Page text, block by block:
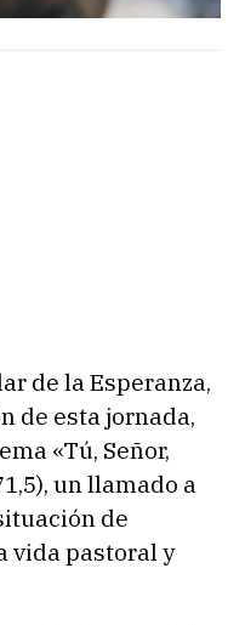
de la Esperanza,
de esta jornada,
«Tú, Señor,
un llamado a
de
vida pastoral y